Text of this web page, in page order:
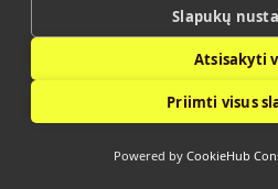
Vidalis © 2026. Все права
Политика конфиденциальности
Slapukų
Atsisakyti
Priimti visus
Powered by CookieHub